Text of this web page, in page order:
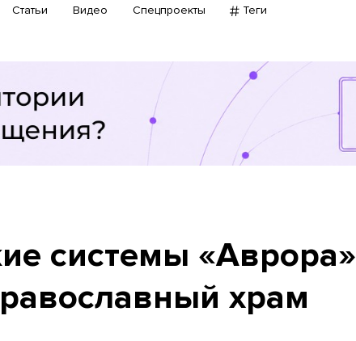
Статьи Видео Спецпроекты Теги
системы «Аврора»
храм